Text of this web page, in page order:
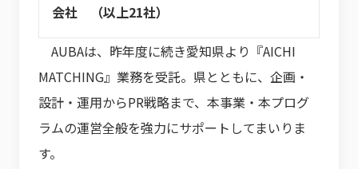
会社 （以上21社）
AUBAは、昨年度に続き愛知県より『AICHI
MATCHING』業務を受託。県とともに、企画・
設計・運用からPR戦略まで、本事業・本プログ
ラムの運営全般を強力にサポートしてまいりま
す。